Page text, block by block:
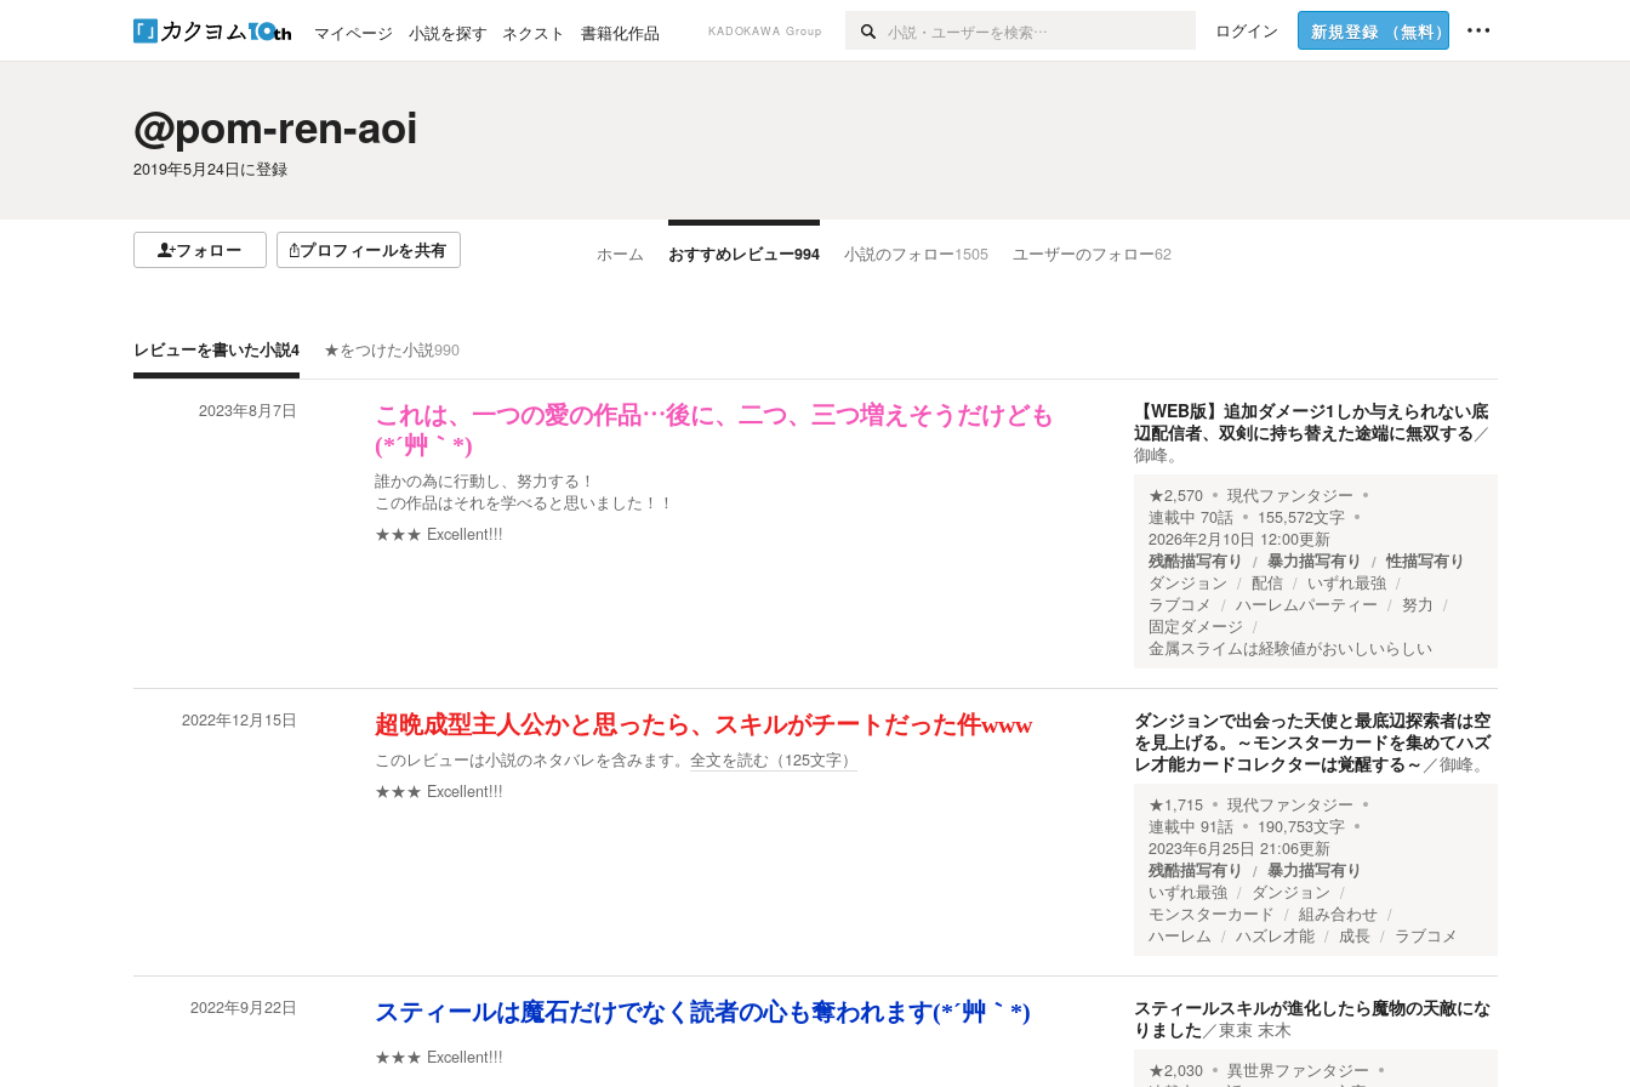
マイページ 小説を探す ネクスト 書籍化作品 KADOKAWA Group ログイン 新規登録 （無料）
@pom-ren-aoi
2019年5月24日に登録
フォロー プロフィールを共有 ホーム おすすめレビュー994 小説のフォロー1505 ユーザーのフォロー62
レビューを書いた小説4 ★をつけた小説990
2023年8月7日
これは、一つの愛の作品…後に、二つ、三つ増えそうだけども
(*´艸｀*)
誰かの為に行動し、努力する！
この作品はそれを学べると思いました！！
★★★ Excellent!!!
【WEB版】追加ダメージ1しか与えられない底
辺配信者、双剣に持ち替えた途端に無双する／
御峰。
★2,570
現代ファンタジー
連載中 70話 155,572文字
2026年2月10日 12:00更新
残酷描写有り
暴力描写有り
性描写有り
ダンジョン
配信
いずれ最強
ラブコメ
ハーレムパーティー
努力
固定ダメージ
金属スライムは経験値がおいしいらしい
2022年12月15日 超晩成型主人公かと思ったら、スキルがチートだった件www
このレビューは小説のネタバレを含みます。 全文を読む（125文字）
★★★ Excellent!!!
ダンジョンで出会った天使と最底辺探索者は空
を見上げる。～モンスターカードを集めてハズ
レ才能カードコレクターは覚醒する～ ／御峰。
★1,715
現代ファンタジー
連載中 91話 190,753文字
2023年6月25日 21:06更新
残酷描写有り
暴力描写有り
いずれ最強
ダンジョン
モンスターカード
組み合わせ
ハーレム
ハズレ才能 成長 ラブコメ
2022年9月22日 スティールは魔石だけでなく読者の心も奪われます(*´艸｀*)
★★★ Excellent!!!
スティールスキルが進化したら魔物の天敵にな
りました／東束 末木
★2,030
異世界ファンタジー